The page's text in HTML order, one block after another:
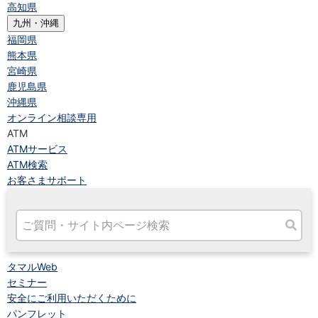
高知県
九州・沖縄
福岡県
熊本県
宮崎県
鹿児島県
沖縄県
オンライン相談専用
ATM
ATMサービス
ATM検索
お客さまサポート
タマルWeb
セミナー
安全にご利用いただくために
パンフレット